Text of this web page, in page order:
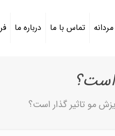
تماس با ما درباره ما
است؟
مو تاثیر گذار است؟